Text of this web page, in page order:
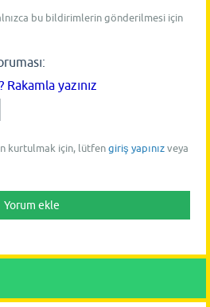
bu bildirimlerin gönderilmesi için
yazınız
kurtulmak için, lütfen giriş yapınız veya